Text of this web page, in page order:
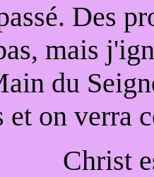
Des
mais
du
on verra
Christ